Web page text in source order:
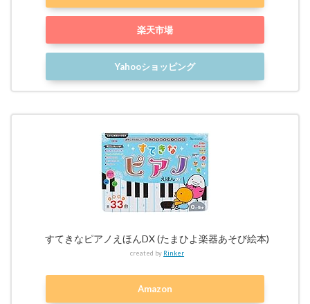
楽天市場
Yahooショッピング
すてきなピアノえほんDX (たまひよ楽器あそび絵本)
created by Rinker
Amazon